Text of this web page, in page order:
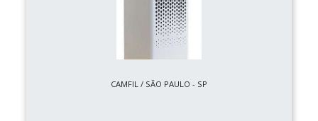
CAMFIL / SÃO PAULO - SP